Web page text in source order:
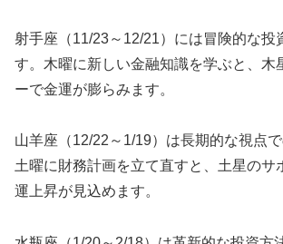
射手座（11/23～12/21）には冒険的な投
す。木曜に新しい金融知識を学ぶと、木
ーで金運が膨らみます。
山羊座（12/22～1/19）は長期的な視点で
土曜に財務計画を立て直すと、土星のサ
運上昇が見込めます。